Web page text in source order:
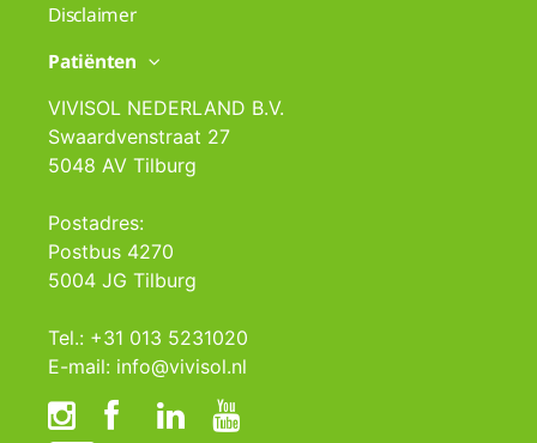
Disclaimer
Patiënten
VIVISOL NEDERLAND B.V.
Swaardvenstraat 27
5048 AV Tilburg
Postadres:
Postbus 4270
5004 JG Tilburg
Tel.: +31 013 5231020
E-mail: info@vivisol.nl